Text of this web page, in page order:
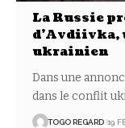
La Russie
d’Avdiivka,
ukrainien
Dans une
dans le conflit
TOGO REGARD 19